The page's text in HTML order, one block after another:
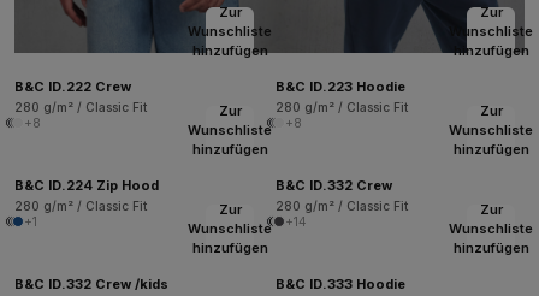
Zur
Wunschliste
hinzufügen
B&C ID.222 Crew
280 g/m² / Classic Fit
+8
Zur
Wunschliste
hinzufügen
B&C ID.223 Hoodie
280 g/m² / Classic Fit
+8
Zur
Wunschliste
hinzufügen
B&C ID.224 Zip Hood
280 g/m² / Classic Fit
+1
Zur
Wunschliste
hinzufügen
B&C ID.332 Crew
280 g/m² / Classic Fit
+14
Zur
Wunschliste
hinzufügen
B&C ID.332 Crew /kids
Zur
Wunschliste
hinzufügen
B&C ID.333 Hoodie